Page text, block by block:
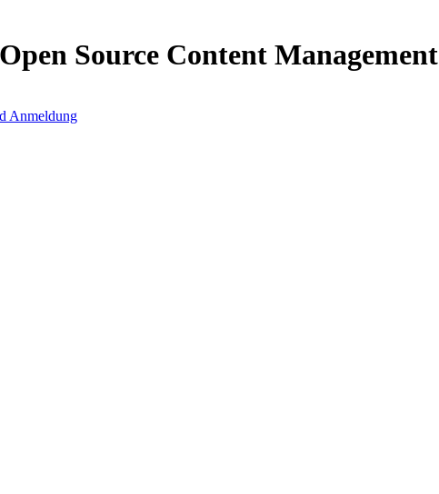
Open Source Content Management
Anmeldung